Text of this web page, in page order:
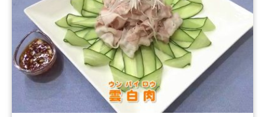
試写会・プレゼント
Present
ＹＢＣオンデマンド
やまがた情熱市場